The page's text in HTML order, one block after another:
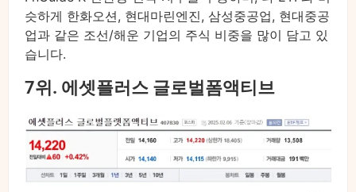
슷하게 한화오션, 현대마린엔진, 삼성중공업, 현대중공
업과 같은 조선/해운 기업의 주식 비중을 많이 담고 있
습니다.
7위. 에셋플러스 글로벌폼액티브